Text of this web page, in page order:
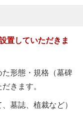
置していただきま
形態・規格（墓碑
きます。
墓誌、植裁など）